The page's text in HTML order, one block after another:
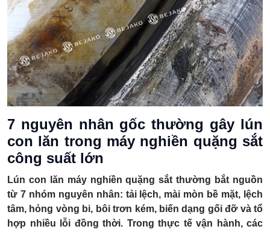
7 nguyên nhân gốc thường gây lún
con lăn trong máy nghiền quặng sắt
công suất lớn
Lún con lăn máy nghiền quặng sắt thường bắt nguồn
từ 7 nhóm nguyên nhân: tải lệch, mài mòn bề mặt, lệch
tâm, hỏng vòng bi, bôi trơn kém, biến dạng gối đỡ và tổ
hợp nhiều lỗi đồng thời. Trong thực tế vận hành, các